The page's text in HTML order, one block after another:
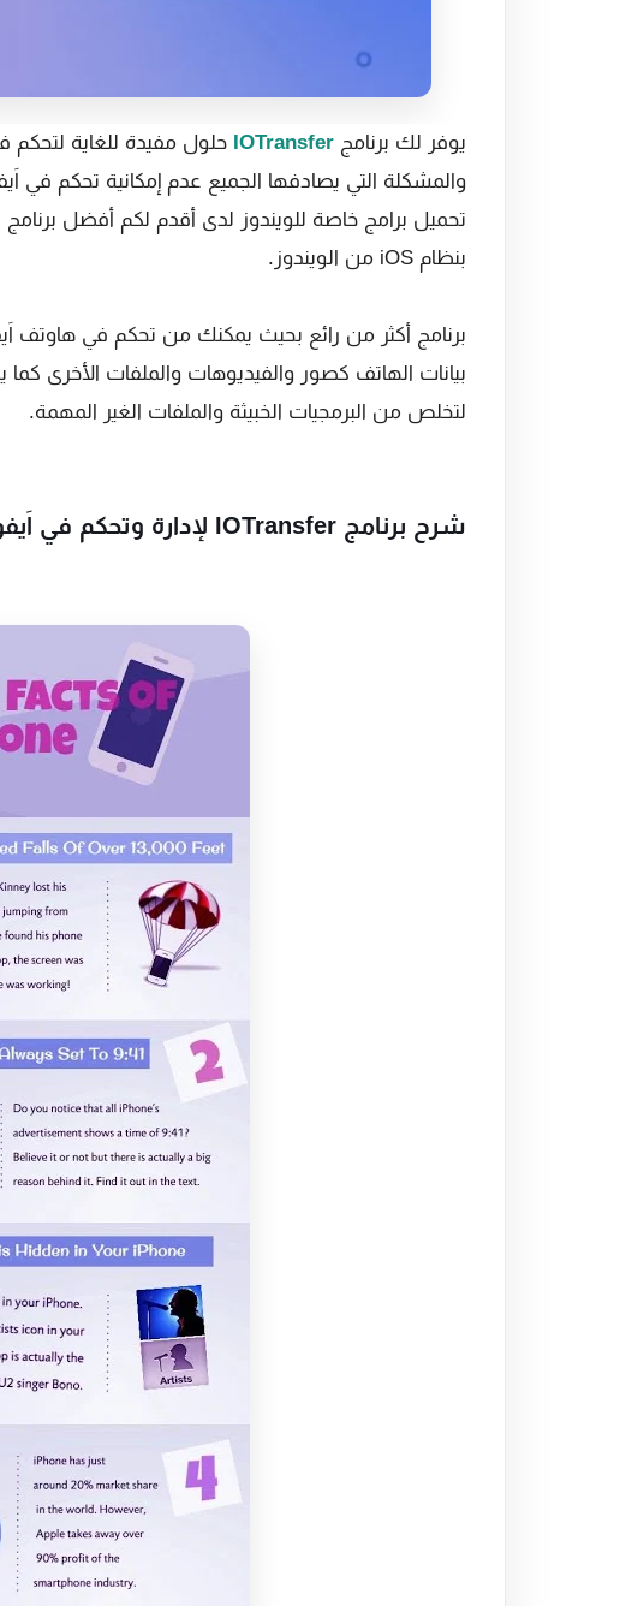
يوفر لك برنامج IOTransfer
والمشكلة التي يصادفها الجميع عدم إمكانية تحكم في
بنظام iOS من الويندوز.
برنامج أكثر من رائع بحيث يمكنك من تحكم في هاوتف
بيانات الهاتف كصور والفيديوهات والملفات الأخرى كما
لتخلص من البرمجيات الخبيثة والملفات الغير المهمة.
شرح برنامج IOTransfer لإدارة وتحكم في اَيفون